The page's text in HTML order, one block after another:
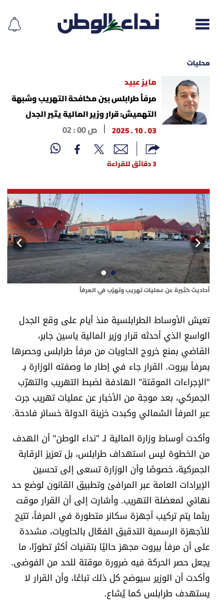
إقرأ الجريدة
لبنان
محليات
أسرار
متفرقات
نداء القرّاء
كتّابنا
تحت المجهر
آراء
اقتصاد
العالم
الصحافة الإسرائيلية
ثقافة وفنون
فصل من كتاب
اقرأ تضحك
كاميرا
محليات
مايز عبيد
مرفأ طرابلس بين مكافحة التهريب وشبهة
التهميش: قرار وزير المالية يثير الجدل
03 . 10 . 2025
02 : 00 ص
3 دقائق للقراءة
أحاديث كثيرة عن عمليات تهريب وتهرّب في المرفأ
تعيش الأوساط الطرابلسية منذ أيام على وقع الجدل
الواسع الذي أحدثه قرار وزير المالية ياسين جابر،
القاضي بمنع خروج الحاويات من مرفأ طرابلس وحصرها
بمرفأ بيروت. القرار جاء في إطار ما وصفته الوزارة بـ
"الإجراءات الموقتة" الهادفة لضبط التهريب والتهرّب
الجمركي، بعد موجة من الأخبار عن عمليات تهريب جرت
عبر المرفأ الشمالي وكبدت خزينة الدولة خسائر فادحة.
وأكدت أوساط وزارة المالية لـ "نداء الوطن" أن الهدف
من الخطوة ليس استهداف طرابلس، بل تعزيز الرقابة
الجمركية، خصوصًا وأن الوزارة تسعى إلى تحسين
الإيرادات العامة عبر المرافئ وتطبيق القانون لوضع حد
نهائي لمعضلة التهريب. وأشارت إلى أن القرار موقت
ريثما يتم تركيب أجهزة سكانر متطورة في المرفأ، تتيح
للأجهزة الرسمية التدقيق الفعّال بالحاويات، مشددة
على أن مرفأ بيروت مجهز حاليًا بتقنيات أكثر تطورًا، ما
يجعل حصر الحركة فيه ضرورة موقتة للحد من الفوضى.
وأكدت أن الوزير سيوضح كل ذلك تباعًا، وأن القرار لا
يستهدف طرابلس كما يُشاع.